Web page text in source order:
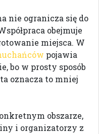
nie ogranicza się do
obejmuje
miejsca. W
pojawia
bo w prosty sposób
oznacza to mniej
obszarze,
i organizatorzy z